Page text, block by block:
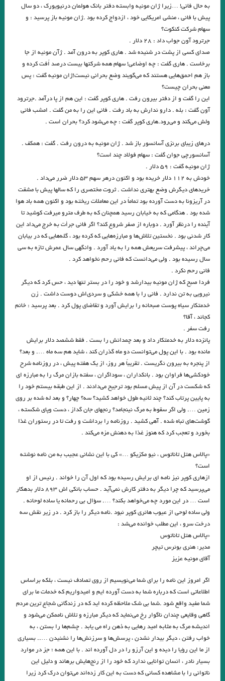
نگاهی فلسفی به داستان کوتاه “نقاشی ماریا” نوشته ی “میترا داور”. جواد
اسحاقیان. قسمت نهم
“آکواریوم شماره ی چهار” از “میترا داور” قسمت هشتم . جواد اسحاقیان
.خوانش روان شناختی مجموعه داستان “زنانی که زنده اند” نوشته ی “فریبا
چلبی یانی” . قسمت ششم. جواداسحاقیان
کاترین استریسیک. ترجمه:رزا جمالی
. او و من . ناتالیا گینزبورگ .ترجمه محسن ابراهیم
وآن اتفاق رقم می‌خورد. ماهرو خوشکام
Namiq Hewrami . ترجمه : زانا_کوردستانی خالق نوساز صورتگر
چشم بندها . زیگفرید لنتس .برگردان : پويا ميرچي . انتشارات نگارنده هستي
داستان کوتاه پرواز، نوشته دوریس لسینگ
زخمی که زنی بر ما مردانه و محکم زن.سنایی
از این باغ شرقی. پروین سلاجقه
منزل آسایش من محو در خود گشتن است. صائب تبریزی
مرگ یک راهزن. لوییجی بارتزینی. نقش روی دیوار .ویرجینیا وولف
. گفتگو با خوان رولفو نویسنده پدروپارامو
از ملک جمشید نقیب الممالک تا امیر ارسلان نقیب الممالک با رویکرد جوزف
کمبل. فصل هشت . جواد اسحاقیان
شاید بهشت جایی است که نه تهدیدی احساس می‌کنیم و نه نیازی به دفاع
.گفت وگوی پاریس ریویو با ارنست همینگوی/ هرچقدر در نوشتن بیشتر پیش
فصل اول وداع با اسلحه نوشته همینگوی ترجمه دریابندری
فصل اخر مرگ ایوان اییلیج نوشته تولستوی …یکی بالای سرش گفت: «تمام
کرد!» ایوان ایلیچ گفته ی او را شنید و آن را در روح خود تکرار کرد. در دل گفت:
مرگ هم تمام شد دیگر از مرگ اثری نیست.»
معصوم اول . هوشنگ گلشیری تیک… میترا داور
به حال فانی! …زیرا ژان مونیه وابسته دفتر بانک هولمان درنیویورک ، دو سال
پیش با فانی ، منشی امریکایی خود ، ازدواج کرده بود .ژان مونیه باز پرسید : و
سهام شرکت کنکوت؟
جرترود آون جواب داد : ۲۸ دلار .
صدای کسی از پشت در شنیده شد . هاری کوپر به درون آمد . ژآن مونیه از جا
برخاست . ‌هاری گفت : چه اوضاعی! سهام همه شرکتها بیست درصد اُفت کرده و
باز هم احمق‌هایی هستند که می‌گویند وضع بحرانی نیست!ژان مونیه گفت : پس
معنی بحران چیست؟
این را گفت و از دفتر بیرون رفت . هاری کوپر گفت : این هم از پا درآمد .جرترود
آون گفت : بله . دارو ندارش به باد رفت . فانی این را به من گفت . امشب فانی
ولش می‌کند و می‌رود.هاری کوپر گفت : چه می‌شود کرد؟ بحران است .
درهای زیبای برنزی آسانسور باز شد . ژان مونیه به درون رفت . گفت : همکف .
آسانسورچی جوان گفت : سهام فولاد چند است؟
ژان مونیه گفت : ۵۹ دلار .
خودش به ۱۱۲ دلار خریده بود و اکنون درهر سهم ۵۳ دلار ضرر می‌داد .
خریدهای دیگرش وضع بهتری نداشت . ثروت مختصری را که سالها پیش با مشقت
در آریزونا به دست آورده بود تماماً در این معاملات ریخته بود و اکنون همه باد هوا
شده بود . هنگامی ‌که به خیابان رسید همچنان که به طرف مترو میرفت کوشید تا
آینده را درنظر آورد . دوباره از صفر شروع کند؟ اگر فانی جرأت به خرج می‌داد این
کار شدنی بود . نخستین تلاش‌ها و مبارزه‌هایی که کرده بود ، گله‌هایی که در بیابان
می‌چراند ، پیشرفت سریعش همه را به یاد آورد . وانگهی سال عمرش تازه به سی
سال رسیده بود . ولی می‌دانست که فانی رحم نخواهد کرد .
فانی رحم نکرد .
فردا صبح که ژان مونیه بیدارشد و خود را در بستر تنها دید ، حس کرد که دیگر
نیرویی به تن ندارد . فانی را با همه خشکی و سردی‌اش دوست داشت . زن
خدمتکار سیاه پوست صبحانه را برایش آورد و تقاضای پول کرد . بعد پرسید : خانم
کجاند ، آقا؟
رفت سفر .
پانزده دلار به خدمتکار داد و بعد چمدانش را بست . فقط ششصد دلار برایش
مانده بود . با این پول می‌توانست دو ماه گذران کند ، شاید هم سه ماه …. و بعد؟
از پنجره به بیرون نگریست . تقریباً هر روز، از یک هفته پیش ، در روزنامه شرح
خودکشی‌ها فراوان بود . بانکداران ، سوداگران ، سفته بازان مرگ را به مبارزه ای
که شکست در آن از پیش مسلم بود ترجیح می‌دادند . از این طبقه بیستم خود را
به پایین پرتاب کند؟ چند ثانیه طول خواهد کشید؟ سه؟ چهار؟ و بعد له شده بر روی
زمین …. ولی اگر سقوط به مرگ نینجامد؟ رنجهای جان گداز ، دست وپای شکسته ،
گوشت‌های تباه شده . آهی کشید . روزنامه را برداشت و رفت تا در رستوران غذا
بخورد و تعجب کرد که هنوز غذا به دهنش مزه می‌کند .
«پالاس هتل تاناتوس ، نیو مکزیکو …» کی با این نشانی عجیب به من نامه نوشته
است؟
از‌هاری کوپر نیز نامه ای برایش رسیده بود که اول آن را خواند . رئیس از او
می‌پرسید که چرا دیگر به دفتر کارش نمی‌آید . حساب بانکی اش ۸۹۳ دلار بدهکار
است … در این مورد چه می‌خواهد بکند؟ …. سؤال بی رحمانه یا ساده لوحانه .
ولی ساده لوحی از عیوب ‌هانری کوپر نبود .نامه دیگر را باز کرد . در زیر نقش سه
درخت سرو ، این مطلب خوانده می‌شد :
«پالاس هتل تاناتوس
مدیر: هنری بوئرس تیچر
آقای مونیه عزیز
اگر امروز این نامه را برای شما می‌نویسیم از روی تصادف نیست ، بلکه براساس
اطلاعاتی است که درباره شما به دست آورده ایم و امیدواریم که خدمات ما برای
شما مفید واقع شود .شما بی شک ملاحظه کرده اید که در زندگانی شجاع ترین مردم
گاهی وقایعی چندان ناگوار رخ می‌نماید که دیگر مبارزه و تلاش ناممکن می‌شود و
اندیشه مرگ به مثابه امید رهایی به ذهن راه می ‌یابد . چشم‌ها را بستن ، به
خواب رفتن ، دیگر بیدار نشدن ، پرسش‌ها و سرزنش‌ها را نشنیدن ….. بسیاری
از ما این رؤیا را دیده و این آرزو را در دل آورده اند . با این همه ؛ جز در موارد
بسیار نادر ، انسان توانایی ندارد که خود را از رنج‌هایش برهاند و دلیل این
ناتوانی را با مشاهده کسانی که دست به این کار زده‌اند می‌توان درک کرد زیرا